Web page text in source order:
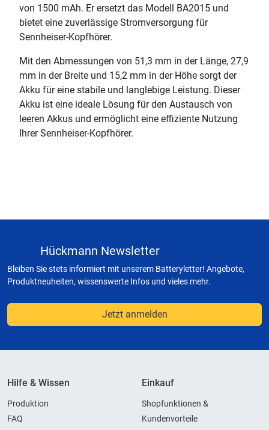
von 1500 mAh. Er ersetzt das Modell BA2015 und
bietet eine zuverlässige Stromversorgung für
Sennheiser-Kopfhörer.
Mit den Abmessungen von 51,3 mm in der Länge, 27,9
mm in der Breite und 15,2 mm in der Höhe sorgt der
Akku für eine stabile und langlebige Leistung. Dieser
Akku ist eine ideale Lösung für den Austausch von
leeren Akkus und ermöglicht eine effiziente Nutzung
Ihrer Sennheiser-Kopfhörer.
Hückmann Newsletter
Bleiben Sie stets informiert mit unserem Batteryletter! Angebote,
Produktneuheiten, wissenswerte Infos und vieles mehr.
Jetzt anmelden
Hilfe & Wissen
Produktion
FAQ
Einkauf
Shopfunktionen &
Kundenvorteile